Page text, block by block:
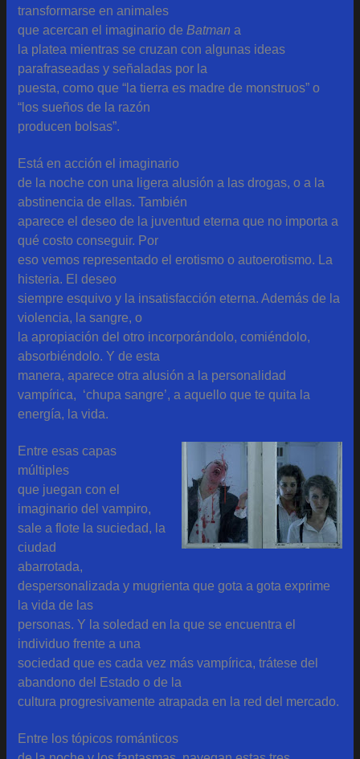
transformarse en animales
que acercan el imaginario deBatmana
la platea mientras se cruzan con algunas ideas
parafraseadas y señaladas por la
puesta, como que “la tierra es madre de monstruos” o
“los sueños de la razón
producen bolsas”.
Está en acción el imaginario
de la noche con una ligera alusión a las drogas, o a la
abstinencia de ellas. También
aparece el deseo de la juventud eterna que no importa a
qué costo conseguir. Por
eso vemos representado el erotismo o autoerotismo. La
histeria. El deseo
siempre esquivo y la insatisfacción eterna. Además de la
violencia, la sangre, o
la apropiación del otro incorporándolo, comiéndolo,
absorbiéndolo. Y de esta
manera, aparece otra alusión a la personalidad
vampírica, ‘chupa sangre’, a aquello que te quita la
energía, la vida.
Entre esas capas
múltiples
que juegan con el
imaginario del vampiro,
sale a flote la suciedad, la
ciudad
abarrotada,
despersonalizada y mugrienta que gota a gota exprime
la vida de las
personas. Y la soledad en la que se encuentra el
individuo frente a una
sociedad que es cada vez más vampírica, trátese del
abandono del Estado o de la
cultura progresivamente atrapada en la red del mercado.
Entre los tópicos románticos